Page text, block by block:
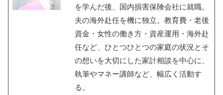
を学んだ後、国内損害保険会社に就職。
夫の海外赴任を機に独立。教育費・老後
資金・女性の働き方・資産運用・海外赴
任など、ひとつひとつの家庭の状況とそ
の想いを大切にした家計相談を中心に、
執筆やマネー講師など、幅広く活動す
る。